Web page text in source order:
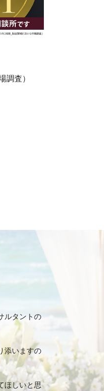
査）
ルタントの
添いますの
ほしいと思